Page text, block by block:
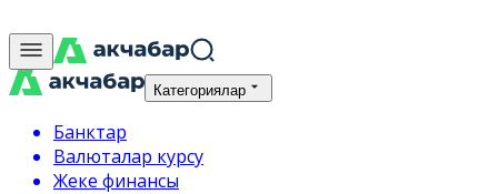
Категориялар
Банктар
Валюталар курсу
Жеке финансы